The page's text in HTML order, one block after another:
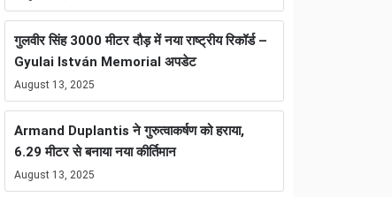
गुलवीर सिंह 3000 मीटर दौड़ में नया राष्ट्रीय रिकॉर्ड –
Gyulai István Memorial अपडेट
August 13, 2025
Armand Duplantis ने गुरुत्वाकर्षण को हराया,
6.29 मीटर से बनाया नया कीर्तिमान
August 13, 2025